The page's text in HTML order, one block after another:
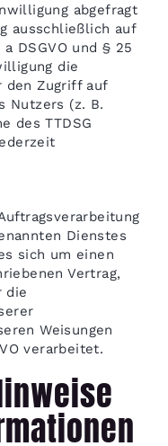
abgefragt
ausschließlich auf
DSGVO und § 25
die
den Zugriff auf
Nutzers (z. B.
des TTDSG
Dienstes
sich um einen
Vertrag,
die
Weisungen
verarbeitet.